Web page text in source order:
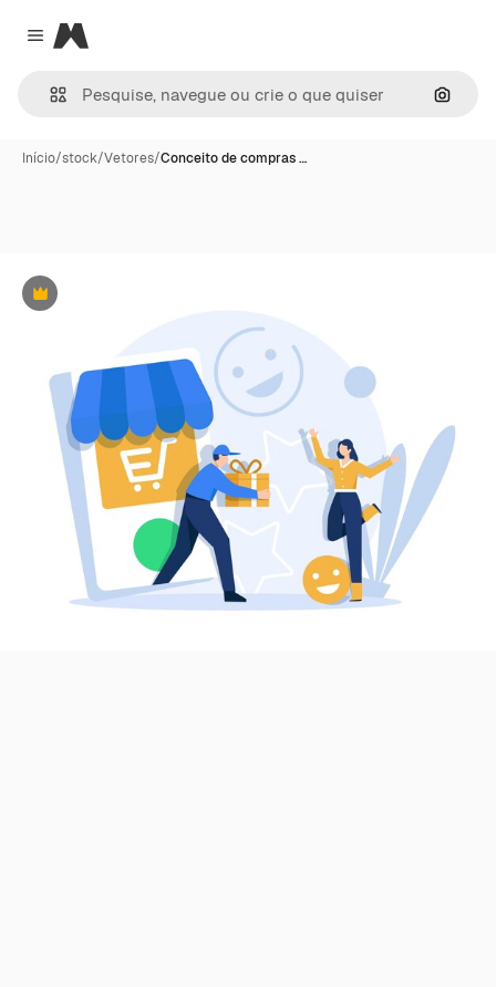
Close menu
Magnific
Início/stock/Vetores/Conceito de compras …
Premium